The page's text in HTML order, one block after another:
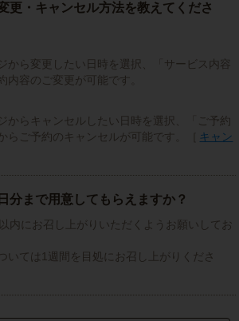
更・キャンセル方法を教えてくださ
から変更したい日時を選択、「サービス内容
内容のご変更が可能です。
からキャンセルしたい日時を選択、「ご予約
らご予約のキャンセルが可能です。［
キャン
分まで用意してもらえますか？
内にお召し上がりいただくようお願いしてお
いては1週間を目処にお召し上がりくださ